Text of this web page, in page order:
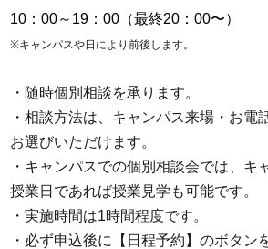
10：00～19：00（最終20：00〜）
※キャンパスや日により前後します。
・随時個別相談を承ります。
・相談方法は、キャンパス来場・お電
お選びいただけます。
・キャンパスでの個別相談会では、キ
授業日であれば授業見学も可能です。
・実施時間は1時間程度です。
・必ず申込後に【日程予約】のボタン